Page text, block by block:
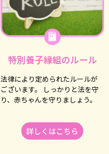
特別養子縁組のルール
法律により定められたルールが
ございます。 しっかりと法を守
り、⾚ちゃんを守りましょう。
詳しくはこちら